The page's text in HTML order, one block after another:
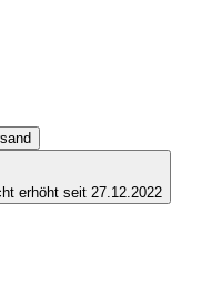
erhöht seit 27.12.2022